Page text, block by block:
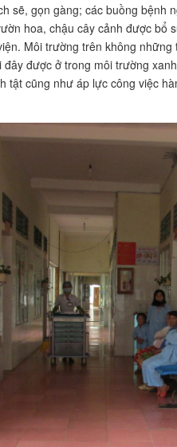
sẽ, gọn gàng; các buồng bệnh
hoa, chậu cây cảnh được bổ
Môi trường trên không
được ở trong môi trường
tật cũng như áp lực công việc